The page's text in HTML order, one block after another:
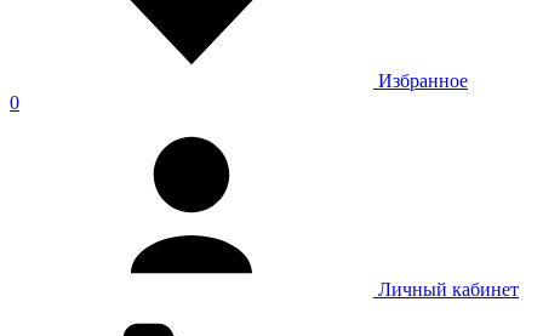
Избранное
0
Личный кабинет